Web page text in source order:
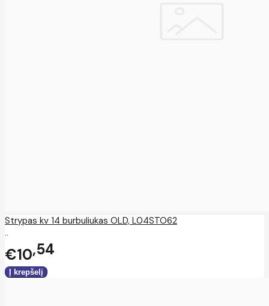
Strypas kv 14 burbuliukas OLD, L04STO62
..
€10 54